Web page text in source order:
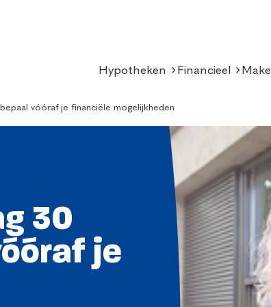
Hypotheken Financieel
vóóraf je financiële mogelijkheden
30
je